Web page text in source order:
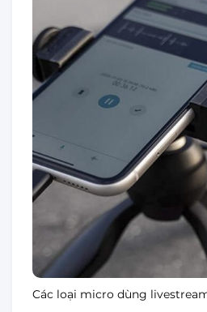
Các loại micro dùng